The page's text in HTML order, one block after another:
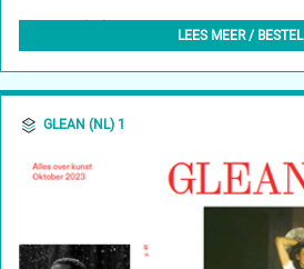
GLEAN (NL) 2, NOVEMBER 2023
LEES MEER / BESTEL
GLEAN (NL) 1